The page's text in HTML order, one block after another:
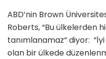
ABD’nin Brown
Roberts, “Bu ülkelerden
tanımlanamaz” diyor:
olan bir ülkede